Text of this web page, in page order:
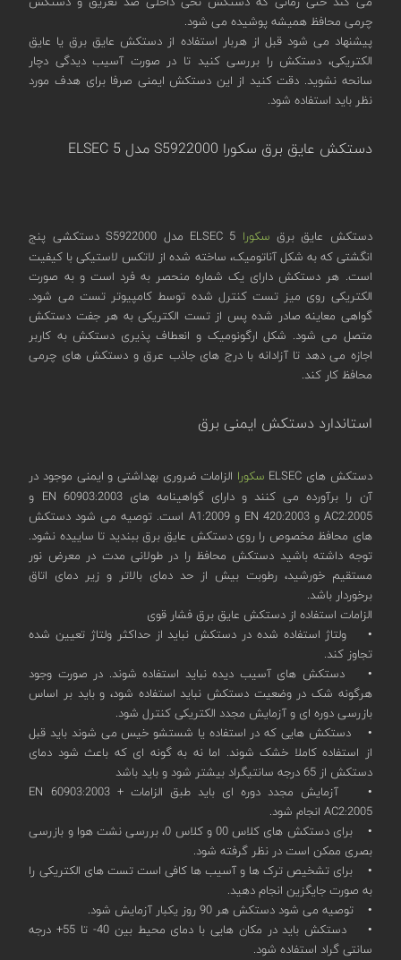
چرمی محافظ همیشه پوشیده می شود.
پیشنهاد می شود قبل از هربار استفاده از دستکش عایق برق یا عایق
الکتریکی، دستکش را بررسی کنید تا در صورت آسیب دیدگی دچار
سانحه نشوید. دقت کنید از این دستکش ایمنی صرفا برای هدف مورد
نظر باید استفاده شود.
دستکش عایق برق سکورا S5922000 مدل ELSEC 5
دستکش عایق برق سکورا
ELSEC 5 مدل S5922000 دستکشی پنج
انگشتی که به شکل آناتومیک، ساخته شده از لاتکس لاستیکی با کیفیت
است. هر دستکش دارای یک شماره منحصر به فرد است و به صورت
الکتریکی روی میز تست کنترل شده توسط کامپیوتر تست می شود.
گواهی معاینه صادر شده پس از تست الکتریکی به هر جفت دستکش
متصل می شود. شکل ارگونومیک و انعطاف پذیری دستکش به کاربر
اجازه می دهد تا آزادانه با درج های جاذب عرق و دستکش های چرمی
محافظ کار کند.
استاندارد دستکش ایمنی برق
دستکش های ELSEC سکورا الزامات ضروری بهداشتی و ایمنی موجود در
آن را برآورده می کنند و دارای گواهینامه های EN 60903:2003 و
AC2:2005 و EN 420:2003 و A1:2009 است. توصیه می شود دستکش
های محافظ مخصوص را روی دستکش عایق برق ببندید تا ساییده نشود.
توجه داشته باشید دستکش محافظ را در طولانی مدت در معرض نور
مستقیم خورشید، رطوبت بیش از حد دمای بالاتر و زیر دمای اتاق
برخوردار باشد.
الزامات استفاده از دستکش عایق برق فشار قوی
• ولتاژ استفاده شده در دستکش نباید از حداکثر ولتاژ تعیین شده
تجاوز کند.
• دستکش های آسیب دیده نباید استفاده شوند. در صورت وجود
هرگونه شک در وضعیت دستکش نباید استفاده شود، و باید بر اساس
بازرسی دوره ای و آزمایش مجدد الکتریکی کنترل شود.
• دستکش هایی که در استفاده یا شستشو خیس می شوند باید قبل
از استفاده کاملا خشک شوند. اما نه به گونه ای که باعث شود دمای
دستکش از 65 درجه سانتیگراد بیشتر شود و باید باشد
• آزمایش مجدد دوره ای باید طبق الزامات EN 60903:2003 +
AC2:2005 انجام شود.
• برای دستکش های کلاس 00 و کلاس 0، بررسی نشت هوا و بازرسی
بصری ممکن است در نظر گرفته شود.
• برای تشخیص ترک ها و آسیب ها کافی است تست های الکتریکی را
به صورت جایگزین انجام دهید.
• توصیه می شود دستکش هر 90 روز یکبار آزمایش شود.
• دستکش باید در مکان هایی با دمای محیط بین 40- تا 55+ درجه
سانتی گراد استفاده شود.